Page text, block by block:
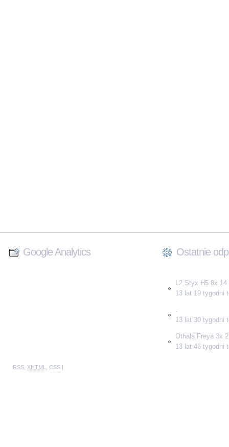
Google Analytics Ostatnie
L2 Styx H5 8x
13 lat 19 tygodni
.
13 lat 30 tygodni
Othala Freya 3x
13 lat 46 tygodni
RSS, XHTML, CSS